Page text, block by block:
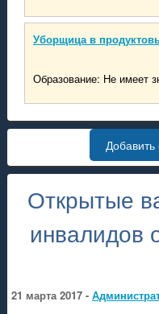
Уборщица в
Образование: Не имеет
Открытые
инвалидов
21 марта 2017 -